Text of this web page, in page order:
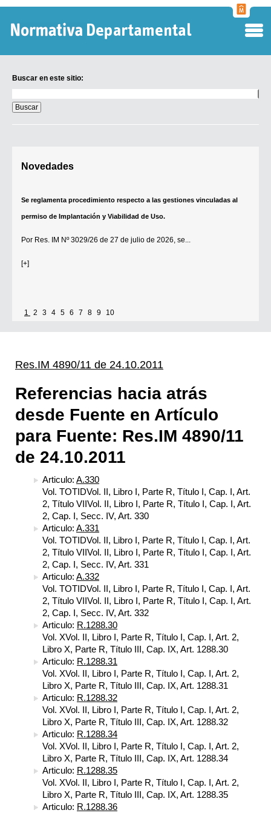
Buscar en este sitio:
en
este
sitio:
Novedades
Se reglamenta procedimiento respecto a las gestiones vinculadas al
permiso de Implantación y Viabilidad de Uso.
Por Res. IM Nº 3029/26 de 27 de julio de 2026, se...
[+]
1 2 3 4 5 6 7 8 9 10
Res.IM 4890/11 de 24.10.2011
Referencias hacia atrás
desde Fuente en Artículo
para Fuente: Res.IM 4890/11
de 24.10.2011
Articulo: A.330
Vol. TOTIDVol. II, Libro I, Parte R, Título I, Cap. I, Art.
2, Título VIIVol. II, Libro I, Parte R, Título I, Cap. I, Art.
2, Cap. I, Secc. IV, Art. 330
Articulo: A.331
Vol. TOTIDVol. II, Libro I, Parte R, Título I, Cap. I, Art.
2, Título VIIVol. II, Libro I, Parte R, Título I, Cap. I, Art.
2, Cap. I, Secc. IV, Art. 331
Articulo: A.332
Vol. TOTIDVol. II, Libro I, Parte R, Título I, Cap. I, Art.
2, Título VIIVol. II, Libro I, Parte R, Título I, Cap. I, Art.
2, Cap. I, Secc. IV, Art. 332
Articulo: R.1288.30
Vol. XVol. II, Libro I, Parte R, Título I, Cap. I, Art. 2,
Libro X, Parte R, Título III, Cap. IX, Art. 1288.30
Articulo: R.1288.31
Vol. XVol. II, Libro I, Parte R, Título I, Cap. I, Art. 2,
Libro X, Parte R, Título III, Cap. IX, Art. 1288.31
Articulo: R.1288.32
Vol. XVol. II, Libro I, Parte R, Título I, Cap. I, Art. 2,
Libro X, Parte R, Título III, Cap. IX, Art. 1288.32
Articulo: R.1288.34
Vol. XVol. II, Libro I, Parte R, Título I, Cap. I, Art. 2,
Libro X, Parte R, Título III, Cap. IX, Art. 1288.34
Articulo: R.1288.35
Vol. XVol. II, Libro I, Parte R, Título I, Cap. I, Art. 2,
Libro X, Parte R, Título III, Cap. IX, Art. 1288.35
Articulo: R.1288.36